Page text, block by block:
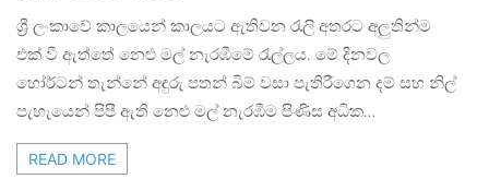
ශ්‍රී ලංකාවේ කාලයෙන් කාලයට ඇතිවන රැලි අතරට අලුතින්ම
එක් වී ඇත්තේ නෙළු මල් නැරඹීමේ රැල්ලය. මේ දිනවල
හෝර්ටන් තැන්නේ අඳුරු පතන් බිම් වසා පැතිරීගෙන දම් සහ නිල්
පැහැයෙන් පිපී ඇති නෙළු මල් නැරඹීම පිණිස අධික…
READ MORE